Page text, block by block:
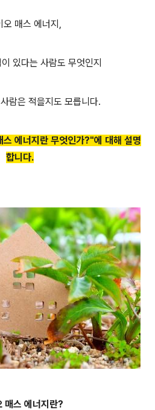
오 매스 에너지,
있다는 사람도 무엇인지
람은 적을지도 모릅니다.
에너지 란 무엇인가?"에 대해 설명
합니다.
매스 에너지 란?